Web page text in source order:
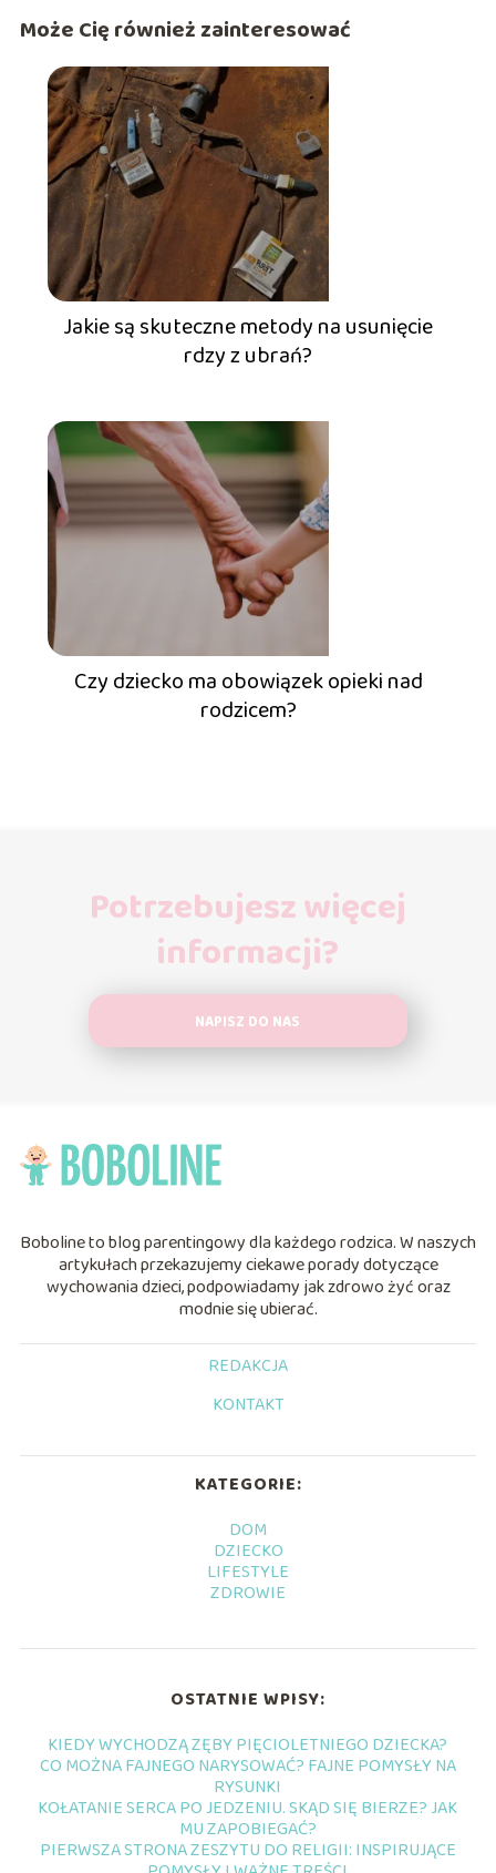
Może Cię również zainteresować
Jakie są skuteczne metody na usunięcie
rdzy z ubrań?
Czy dziecko ma obowiązek opieki nad
rodzicem?
Potrzebujesz więcej
informacji?
NAPISZ DO NAS
Boboline to blog parentingowy dla każdego rodzica. W naszych
artykułach przekazujemy ciekawe porady dotyczące
wychowania dzieci, podpowiadamy jak zdrowo żyć oraz
modnie się ubierać.
REDAKCJA
KONTAKT
KATEGORIE:
DOM
DZIECKO
LIFESTYLE
ZDROWIE
OSTATNIE WPISY:
KIEDY WYCHODZĄ ZĘBY PIĘCIOLETNIEGO DZIECKA?
CO MOŻNA FAJNEGO NARYSOWAĆ? FAJNE POMYSŁY NA
RYSUNKI
KOŁATANIE SERCA PO JEDZENIU. SKĄD SIĘ BIERZE? JAK
MU ZAPOBIEGAĆ?
PIERWSZA STRONA ZESZYTU DO RELIGII: INSPIRUJĄCE